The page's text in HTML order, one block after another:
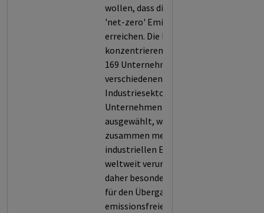
wollen, dass diese bis 2050
'net-zero' Emissionen
erreichen. Die Investoren
konzentrieren sich auf derzeit
169 Unternehmen aus
verschiedenen
Industriesektoren. Die
Unternehmen wurden
ausgewählt, weil sie
zusammen mehr als 80% der
industriellen Emissionen
weltweit verursachen und
daher besonders bedeutsam
für den Übergang zu einer
emissionsfreien Wirtschaft